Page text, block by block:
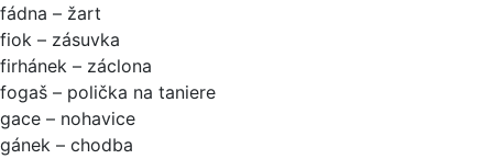
fádna – žart
fiok – zásuvka
firhánek – záclona
fogaš – polička na taniere
gace – nohavice
gánek – chodba